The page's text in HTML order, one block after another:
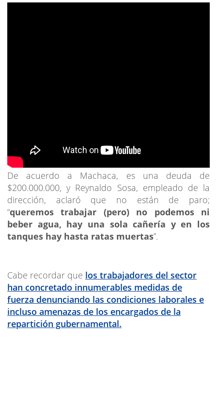
De acuerdo a Machaca, es una deuda de
$200.000.000, y Reynaldo Sosa, empleado de la
dirección, aclaró que no están de paro;
“queremos trabajar (pero) no podemos ni
beber agua, hay una sola cañería y en los
tanques hay hasta ratas muertas”.
Cabe recordar que los trabajadores del sector
han concretado innumerables medidas de
fuerza denunciando las condiciones laborales e
incluso amenazas de los encargados de la
repartición gubernamental.